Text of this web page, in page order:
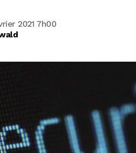
2021 7h00